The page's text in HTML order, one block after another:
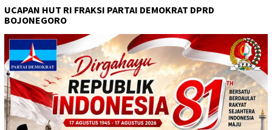
UCAPAN HUT RI FRAKSI PARTAI DEMOKRAT DPRD
BOJONEGORO